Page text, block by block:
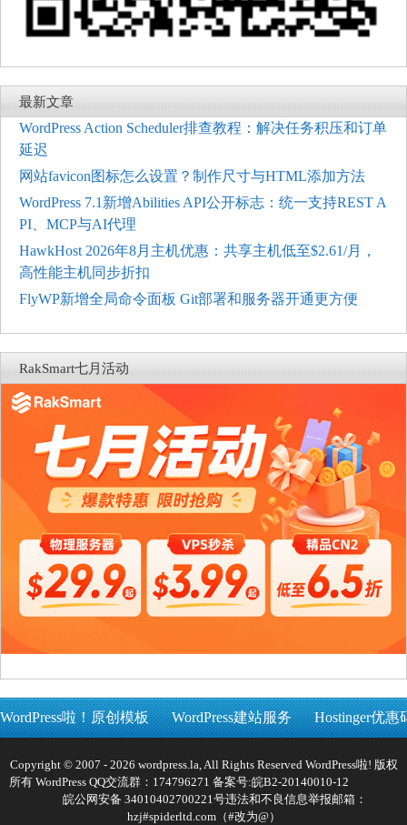
最新文章
WordPress Action Scheduler排查教程：解决任务积压和订单
延迟
网站favicon图标怎么设置？制作尺寸与HTML添加方法
WordPress 7.1新增Abilities API公开标志：统一支持REST A
PI、MCP与AI代理
HawkHost 2026年8月主机优惠：共享主机低至$2.61/月，
高性能主机同步折扣
FlyWP新增全局命令面板 Git部署和服务器开通更方便
RakSmart七月活动
WordPress啦！原创模板 WordPress建站服务 Hostinger优惠
Copyright © 2007 - 2026 wordpress.la, All Rights Reserved WordPress啦! 版权
所有 WordPress QQ交流群：174796271 备案号:皖B2-20140010-12
皖公网安备 34010402700221号违法和不良信息举报邮箱：
hzj#spiderltd.com（#改为@）